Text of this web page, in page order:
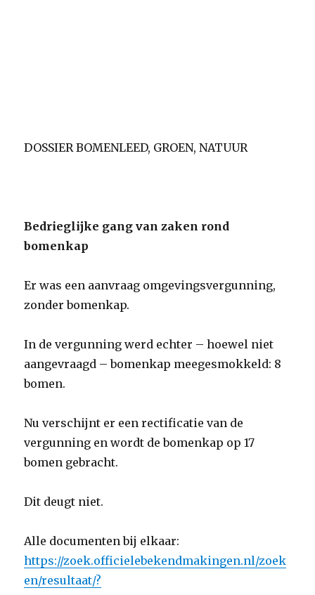
DOSSIER BOMENLEED, GROEN, NATUUR
Bedrieglijke gang van zaken rond
bomenkap
Er was een aanvraag omgevingsvergunning,
zonder bomenkap.
In de vergunning werd echter – hoewel niet
aangevraagd – bomenkap meegesmokkeld: 8
bomen.
Nu verschijnt er een rectificatie van de
vergunning en wordt de bomenkap op 17
bomen gebracht.
Dit deugt niet.
Alle documenten bij elkaar:
https://zoek.officielebekendmakingen.nl/zoek
en/resultaat/?